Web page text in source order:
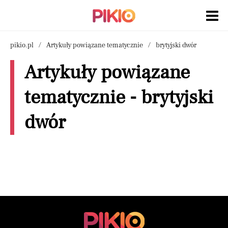
pikio.pl Artykuły powiązane tematycznie brytyjski dwór
Artykuły powiązane
tematycznie - brytyjski
dwór